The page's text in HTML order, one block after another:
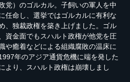
党）のゴルカル。子飼いの軍人を中
任命し、選挙ではゴルカルに有利な
、独裁政権を築き上げました。ゴル
資金面でもスハルト政権が他党を圧
や癒着などによる組織腐敗の温床に
年のアジア通貨危機に端を発した
より、スハルト政権は崩壊しまし